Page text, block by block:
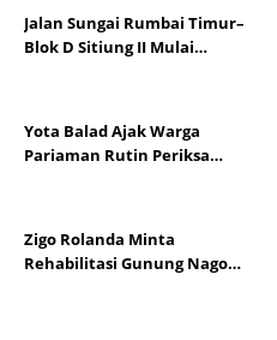
Jalan Sungai Rumbai Timur–
Blok D Sitiung II Mulai
Yota Balad Ajak Warga
Pariaman Rutin Periksa
Zigo Rolanda Minta
Rehabilitasi Gunung Nago